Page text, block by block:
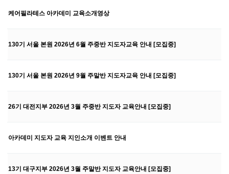
케어필라테스 아카데미 교육소개영상
130기 서울 본원 2026년 6월 주중반 지도자교육 안내 [모집중]
130기 서울 본원 2026년 9월 주말반 지도자교육 안내 [모집중]
26기 대전지부 2026년 3월 주중반 지도자 교육안내 [모집중]
아카데미 지도자 교육 지인소개 이벤트 안내
13기 대구지부 2026년 3월 주말반 지도자 교육안내 [모집중]